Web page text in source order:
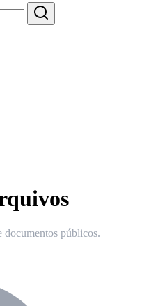
documentos públicos.